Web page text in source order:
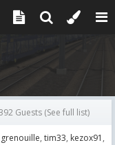
Guests (See full list)
grenouille tim33 kezox91